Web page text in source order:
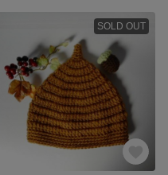
SOLD OUT